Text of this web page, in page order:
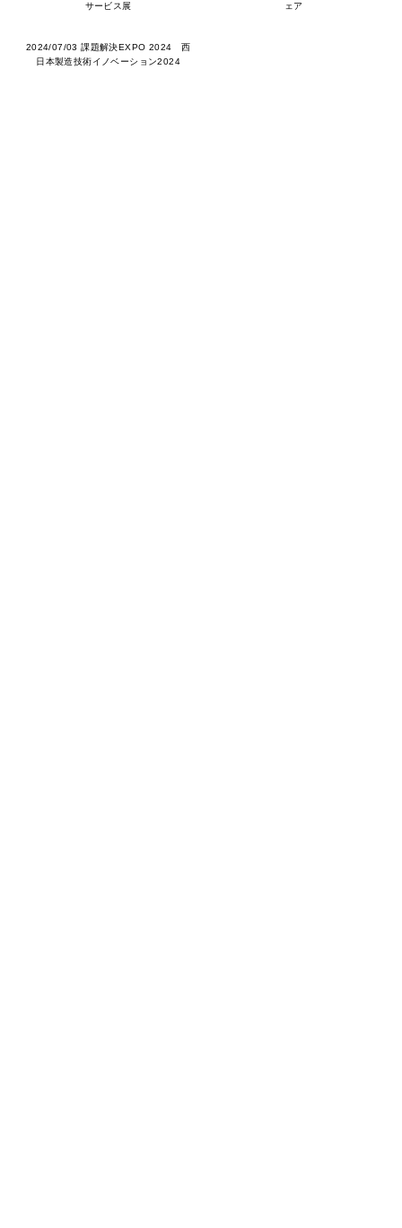
サービス展
ェア
2024/07/03 課題解決EXPO 2024 西
日本製造技術イノベーション2024